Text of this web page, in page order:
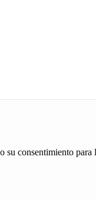
consentimiento